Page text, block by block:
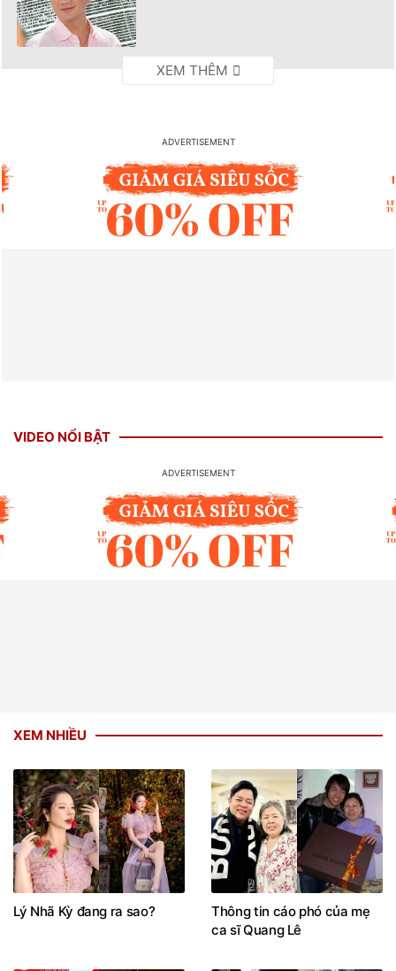
VIDEO NỔI BẬT
XEM NHIỀU
Lý Nhã Kỳ đang ra sao?
Thông tin cáo phó của mẹ
ca sĩ Quang Lê